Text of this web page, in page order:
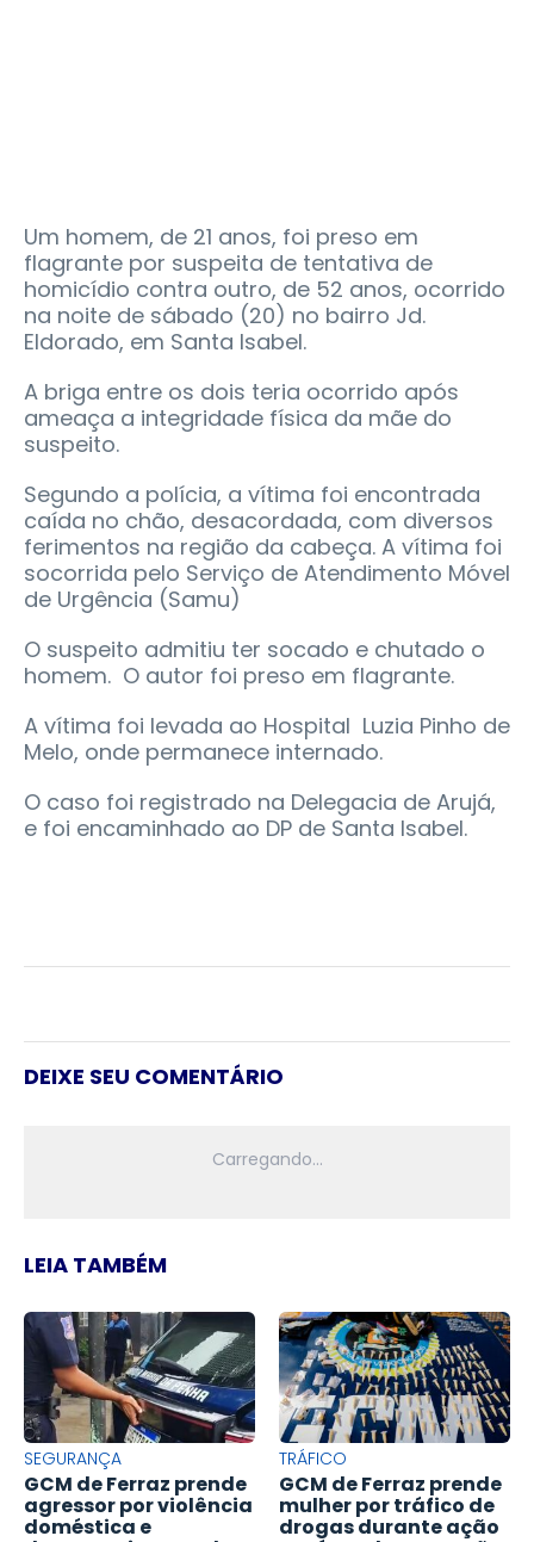
Um homem, de 21 anos, foi preso em
flagrante por suspeita de tentativa de
homicídio contra outro, de 52 anos, ocorrido
na noite de sábado (20) no bairro Jd.
Eldorado, em Santa Isabel.
A briga entre os dois teria ocorrido após
ameaça a integridade física da mãe do
suspeito.
Segundo a polícia, a vítima foi encontrada
caída no chão, desacordada, com diversos
ferimentos na região da cabeça. A vítima foi
socorrida pelo Serviço de Atendimento Móvel
de Urgência (Samu)
O suspeito admitiu ter socado e chutado o
homem. O autor foi preso em flagrante.
A vítima foi levada ao Hospital Luzia Pinho de
Melo, onde permanece internado.
O caso foi registrado na Delegacia de Arujá,
e foi encaminhado ao DP de Santa Isabel.
DEIXE SEU COMENTÁRIO
LEIA TAMBÉM
SEGURANÇA
GCM de Ferraz prende
agressor por violência
doméstica e
TRÁFICO
GCM de Ferraz prende
mulher por tráfico de
drogas durante ação